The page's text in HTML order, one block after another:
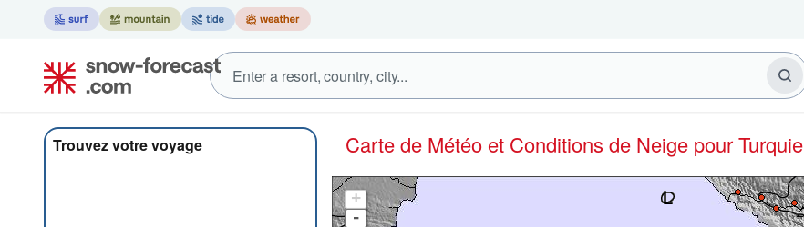
Trouvez votre voyage Carte de Météo et Conditions de Neige pour Turquie
+
-